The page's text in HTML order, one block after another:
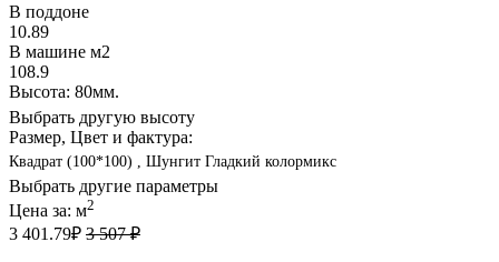
В поддоне
10.89
В машине м2
108.9
Высота: 80мм.
Выбрать другую высоту
Размер, Цвет и фактура:
Квадрат (100*100) , Шунгит Гладкий колормикс
Выбрать другие параметры
Цена за: м2
3 401.79₽ 3 507 ₽